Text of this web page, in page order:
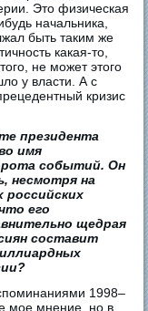
Это физическая
начальника,
быть таким же
какая-то,
не может этого
у власти. А с
кризис
президента
имя
событий. Он
несмотря на
его
щедрая
составит
1998–
мое мнение, но в